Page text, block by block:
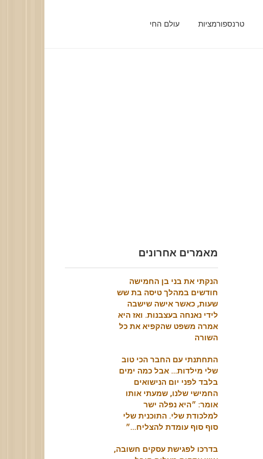
טרנספורמציות עולם החי
מאמרים אחרונים
הנקתי את בני בן החמישה
חודשים במהלך טיסה בת שש
שעות, כאשר אישה שישבה
לידי נאנחה בעצבנות. ואז היא
אמרה משפט שהקפיא את כל
השורה
התחתנתי עם החבר הכי טוב
שלי מילדות… אבל כמה ימים
בלבד לפני יום הנישואים
החמישי שלנו, שמעתי אותו
אומר: ״היא נפלה ישר
למלכודת שלי. התוכנית שלי
סוף סוף עומדת להצליח…״
בדרכו לפגישת עסקים חשובה,